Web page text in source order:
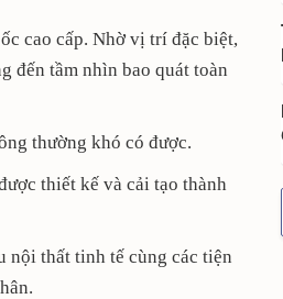
cao cấp. Nhờ vị trí đặc biệt,
đến tầm nhìn bao quát toàn
thường khó có được.
thiết kế và cải tạo thành
nội thất tinh tế cùng các tiện